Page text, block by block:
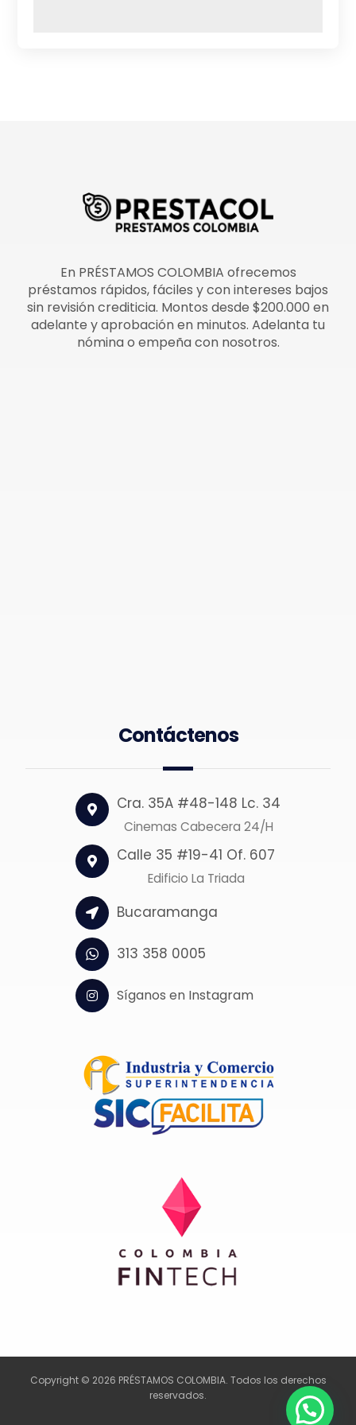
En PRÉSTAMOS COLOMBIA ofrecemos
préstamos rápidos, fáciles y con intereses bajos
sin revisión crediticia. Montos desde $200.000 en
adelante y aprobación en minutos. Adelanta tu
nómina o empeña con nosotros.
Contáctenos
Cra. 35A #48-148 Lc. 34
Cinemas Cabecera 24/H
Calle 35 #19-41 Of. 607
Edificio La Triada
Bucaramanga
313 358 0005
Síganos en Instagram
Copyright © 2026 PRÉSTAMOS COLOMBIA. Todos los derechos
reservados.